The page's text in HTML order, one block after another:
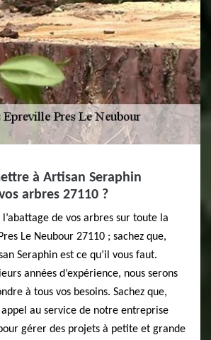
à Artisan Seraphin
arbres 27110 ?
l’abattage de vos arbres sur toute la
Le Neubour 27110 ; sachez que,
Seraphin est ce qu’il vous faut.
années d’expérience, nous serons
à tous vos besoins. Sachez que,
au service de notre entreprise
gérer des projets à petite et grande